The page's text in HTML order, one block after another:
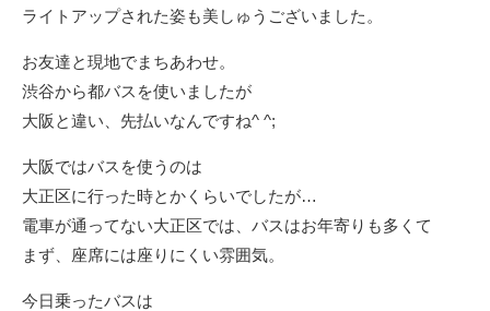
ライトアップされた姿も美しゅうございました。
お友達と現地でまちあわせ。
渋谷から都バスを使いましたが
大阪と違い、先払いなんですね^ ^;
大阪ではバスを使うのは
大正区に行った時とかくらいでしたが…
電車が通ってない大正区では、バスはお年寄りも多くて
まず、座席には座りにくい雰囲気。
今日乗ったバスは